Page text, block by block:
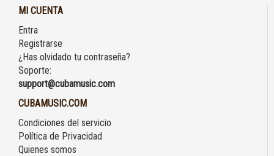
MI CUENTA
Entra
Registrarse
¿Has olvidado tu contraseña?
Soporte:
support@cubamusic.com
CUBAMUSIC.COM
Condiciones del servicio
Política de Privacidad
Quienes somos